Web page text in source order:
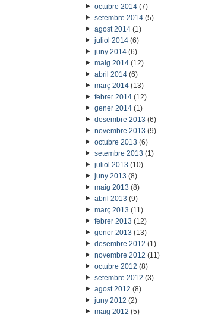
octubre 2014(7)
setembre 2014(5)
agost 2014(1)
juliol 2014(6)
juny 2014(6)
maig 2014(12)
abril 2014(6)
març 2014(13)
febrer 2014(12)
gener 2014(1)
desembre 2013 (6)
novembre 2013 (9)
octubre 2013 (6)
setembre 2013 (1)
juliol 2013 (10)
juny 2013 (8)
maig 2013 (8)
abril 2013 (9)
març 2013 (11)
febrer 2013 (12)
gener 2013 (13)
desembre 2012 (1)
novembre 2012 (11)
octubre 2012 (8)
setembre 2012 (3)
agost 2012 (8)
juny 2012 (2)
maig 2012 (5)